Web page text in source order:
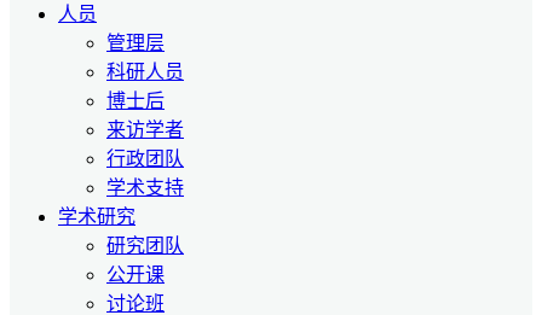
人员
管理层
科研人员
博士后
来访学者
行政团队
学术支持
学术研究
研究团队
公开课
讨论班